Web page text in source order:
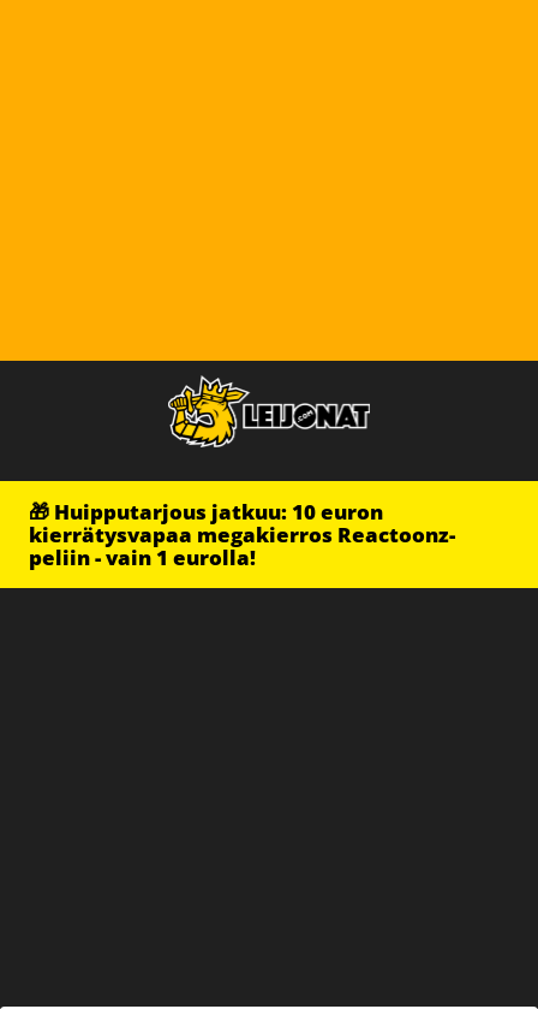
🎁 Huipputarjous jatkuu: 10 euron
kierrätysvapaa megakierros Reactoonz-
peliin - vain 1 eurolla!